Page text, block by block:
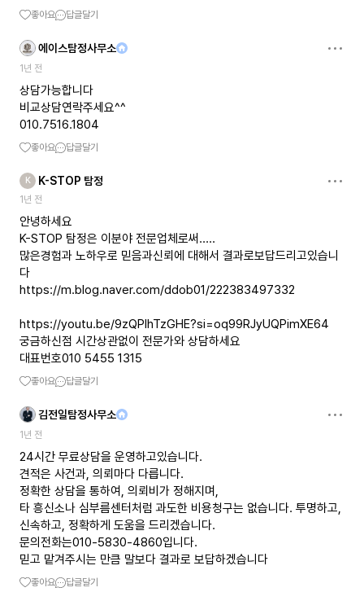
좋아요 답글달기
에이스탐정사무소
1년 전
상담가능합니다
비교상담연락주세요^^
010.7516.1804
좋아요 답글달기
K K-STOP 탐정
1년 전
안녕하세요
K-STOP 탐정은 이분야 전문업체로써.....
많은경험과 노하우로 믿음과신뢰에 대해서 결과로보답드리고있습니
https://m.blog.naver.com/ddob01/222383497332
https://youtu.be/9zQPIhTzGHE?si=oq99RJyUQPimXE64
궁금하신점 시간상관없이 전문가와 상담하세요
대표번호010 5455 1315
좋아요 답글달기
김전일탐정사무소
1년 전
24시간 무료상담을 운영하고있습니다.
견적은 사건과, 의뢰마다 다릅니다.
정확한 상담을 통하여, 의뢰비가 정해지며,
타 흥신소나 심부름센터처럼 과도한 비용청구는 없습니다. 투명하고,
신속하고, 정확하게 도움을 드리겠습니다.
문의전화는010-5830-4860입니다.
믿고 맡겨주시는 만큼 말보다 결과로 보답하겠습니다
좋아요 답글달기